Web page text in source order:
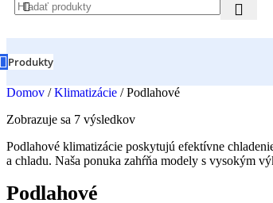
Produkty
Domov / Klimatizácie / Podlahové
Zobrazuje sa 7 výsledkov
Podlahové klimatizácie poskytujú efektívne
a chladu. Naša ponuka zahŕňa modely s vysokým
Podlahové